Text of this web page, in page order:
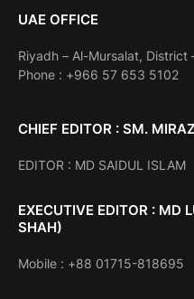
UAE OFFICE
Riyadh – Al-Mursalat, District
Phone : +966 57 653 5102
CHIEF EDITOR : SM.
EDITOR : MD SAIDUL ISLAM
EXECUTIVE EDITOR : MD
SHAH)
Mobile : +88 01715-818695